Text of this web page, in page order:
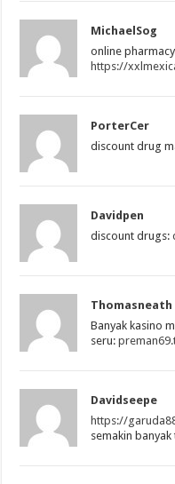
MichaelSog
online
https://
PorterCer
discount drug
Davidpen
discount drugs:
Thomasneath
Banyak kasino
seru:
Davidseepe
https://
semakin